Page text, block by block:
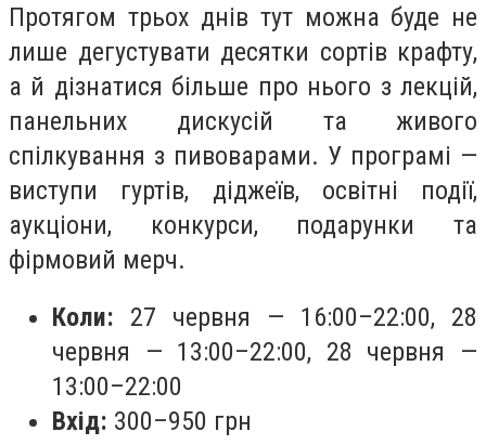
Протягом трьох днів тут можна буде не
лише дегустувати десятки сортів крафту,
а й дізнатися більше про нього з лекцій,
панельних дискусій та живого
спілкування з пивоварами. У програмі —
виступи гуртів, діджеїв, освітні події,
аукціони, конкурси, подарунки та
фірмовий мерч.
Коли: 27 червня — 16:00–22:00, 28
червня — 13:00–22:00, 28 червня —
13:00–22:00
Вхід: 300–950 грн